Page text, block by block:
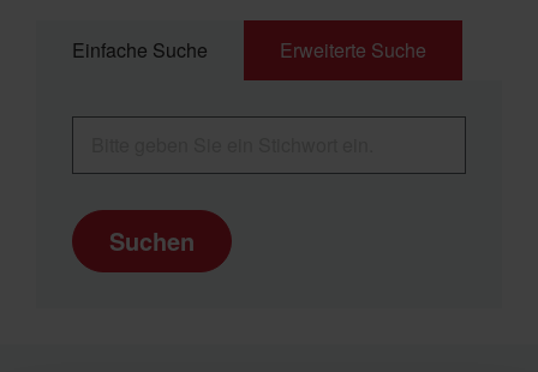
Einfache Suche Erweiterte Suche
Suchen